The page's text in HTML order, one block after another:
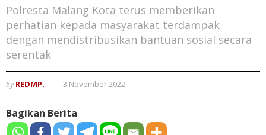
Polresta Malang Kota terus memberikan
perhatian kepada masyarakat terdampak
dengan mendistribusikan bantuan sosial secara
serentak
by REDMP. 3 November 2022
Bagikan Berita